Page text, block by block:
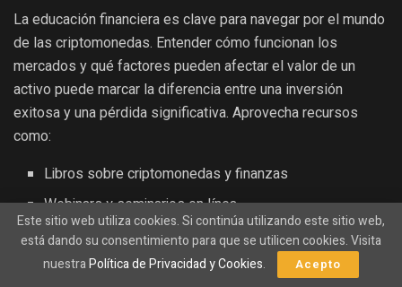
La educación financiera es clave para navegar por el mundo
de las criptomonedas. Entender cómo funcionan los
mercados y qué factores pueden afectar el valor de un
activo puede marcar la diferencia entre una inversión
exitosa y una pérdida significativa. Aprovecha recursos
como:
Libros sobre criptomonedas y finanzas
Webinars y seminarios en línea
Comunidades y foros de discusión
El futuro de Solana y las criptomonedas
Este sitio web utiliza cookies. Si continúa utilizando este sitio web,
está dando su consentimiento para que se utilicen cookies. Visita
nuestraPolítica de Privacidad y Cookies. Acepto